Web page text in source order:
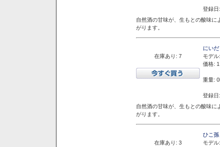
登録
自然酒の甘味が、生もとの酸味
がります。
在庫あり: 7
にい
モデル:
価格:
重量:
登録
自然酒の甘味が、生もとの酸味
がります。
在庫あり: 3
ひこ
モデル: